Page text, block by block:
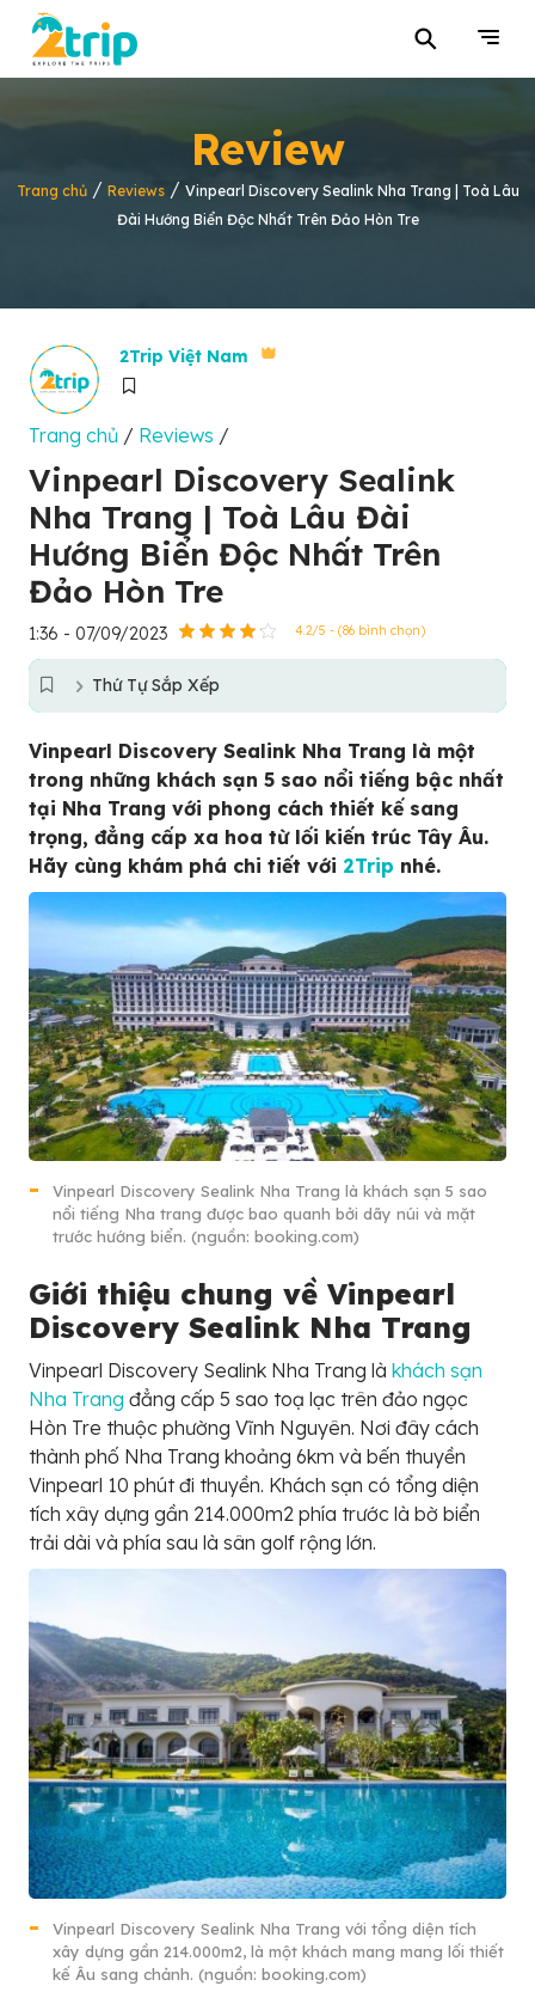
⚲
Review
Trang chủ/ Reviews/ Vinpearl Discovery Sealink Nha Trang | Toà Lâu
Đài Hướng Biển Độc Nhất Trên Đảo Hòn Tre
2Trip Việt Nam
Trang chủ / Reviews /
Vinpearl Discovery Sealink
Nha Trang | Toà Lâu Đài
Hướng Biển Độc Nhất Trên
Đảo Hòn Tre
1:36 - 07/09/2023 4.2/5 - (86 bình chọn)
Thứ Tự Sắp Xếp
Vinpearl Discovery Sealink Nha Trang là một
trong những khách sạn 5 sao nổi tiếng bậc nhất
tại Nha Trang với phong cách thiết kế sang
trọng, đẳng cấp xa hoa từ lối kiến trúc Tây Âu.
Hãy cùng khám phá chi tiết với 2Trip nhé.
Vinpearl Discovery Sealink Nha Trang là khách sạn 5 sao
nổi tiếng Nha trang được bao quanh bởi dãy núi và mặt
trước hướng biển. (nguồn: booking.com)
Giới thiệu chung về Vinpearl
Discovery Sealink Nha Trang
Vinpearl Discovery Sealink Nha Trang là khách sạn
Nha Trang đẳng cấp 5 sao toạ lạc trên đảo ngọc
Hòn Tre thuộc phường Vĩnh Nguyên. Nơi đây cách
thành phố Nha Trang khoảng 6km và bến thuyền
Vinpearl 10 phút đi thuyền. Khách sạn có tổng diện
tích xây dựng gần 214.000m2 phía trước là bờ biển
trải dài và phía sau là sân golf rộng lớn.
Vinpearl Discovery Sealink Nha Trang với tổng diện tích
xây dựng gần 214.000m2, là một khách mang mang lối thiết
kế Âu sang chảnh. (nguồn: booking.com)